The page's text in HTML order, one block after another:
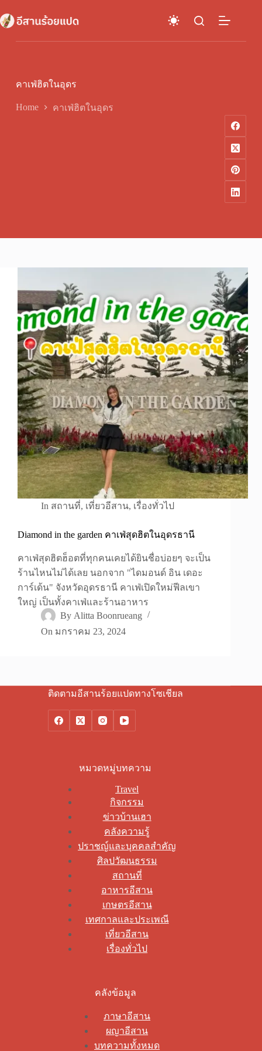
to
content
คาเฟ่ฮิตในอุดร
Home คาเฟ่ฮิตในอุดร
In สถานที่, เที่ยวอีสาน, เรื่องทั่วไป
Diamond in the garden คาเฟ่สุดฮิตในอุดรธานี
คาเฟ่สุดฮิตฮ็อตที่ทุกคนเคยได้ยินชื่อบ่อยๆ จะเป็น
ร้านไหนไม่ได้เลย นอกจาก "ไดมอนด์ อิน เดอะ
การ์เด้น" จังหวัดอุดรธานี คาเฟ่เปิดใหม่ฟีลเขา
ใหญ่ เป็นทั้งคาเฟ่และร้านอาหาร
By Alitta Boonrueang
On มกราคม 23, 2024
ติดตามอีสานร้อยแปดทางโซเชียล
หมวดหมู่บทความ
Travel
กิจกรรม
ข่าวบ้านเฮา
คลังความรู้
ปราชญ์และบุคคลสำคัญ
ศิลปวัฒนธรรม
สถานที่
อาหารอีสาน
เกษตรอีสาน
เทศกาลและประเพณี
เที่ยวอีสาน
เรื่องทั่วไป
คลังข้อมูล
ภาษาอีสาน
ผญาอีสาน
บทความทั้งหมด